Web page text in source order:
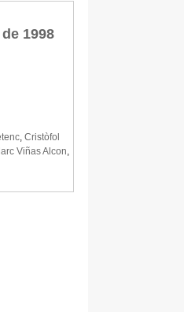
1998
, Cristòfol
Viñas Alcon,